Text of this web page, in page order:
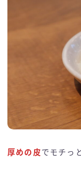
厚めの皮でモチっ